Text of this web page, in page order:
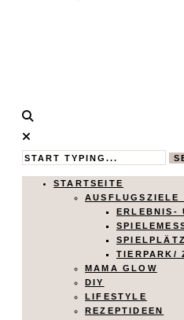
Calistas
Traum
MAMABLOG
STARTSEITE
AUSFLUGSZIELE
ERLEBNIS-
TIERPARK/
MAMA GLOW
DIY
LIFESTYLE
REZEPTIDEEN